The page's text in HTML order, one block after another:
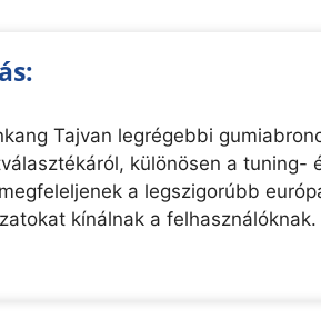
Tajvan legrégebbi
különösen a tuning-
a legszigorúbb
kínálnak a felhasználóknak.